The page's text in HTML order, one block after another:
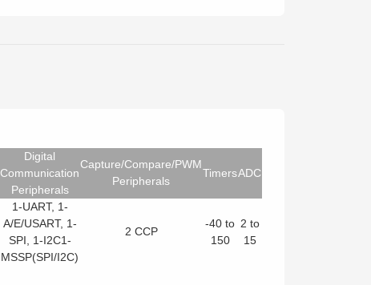
Digital
Communication
Peripherals
Capture/Compare/PWM
Peripherals
TimersADC
1-UART, 1-
A/E/USART, 1-
SPI, 1-I2C1-
MSSP(SPI/I2C)
2 CCP
-40 to
150
2 to
15